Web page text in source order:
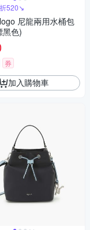
520↘
尼龍兩用水桶包
黑色)
券
加入購物車